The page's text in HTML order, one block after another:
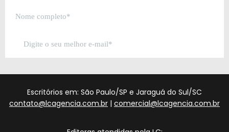
Escritórios em: São Paulo/SP e Jaraguá do Sul/SC
contato@lcagencia.com.br | comercial@lcagencia.com.br